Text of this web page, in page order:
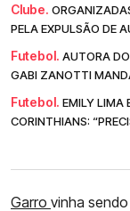
Clube.
PELA EXPULSÃO DE
Futebol. AUTORA
GABI ZANOTTI
Futebol. EMILY LIMA
CORINTHIANS:
Garro vinha